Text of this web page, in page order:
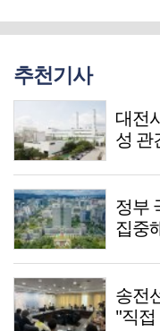
추천기사
대전
성 관
정부
집중
송전
"직접